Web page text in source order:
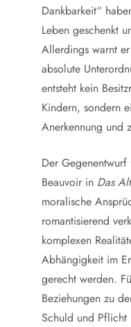
Dankbarkeit“
Leben geschenkt
Allerdings warnt
absolute
entsteht kein
Kindern, sondern
Anerkennung und
Der
Beauvoir in Das
moralische
romantisierend
komplexen
Abhängigkeit im
gerecht werden.
Beziehungen zu
Schuld und Pflicht